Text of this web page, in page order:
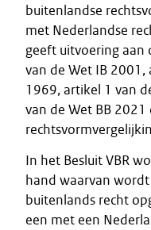
buitenlandse
met Nederlandse
geeft uitvoering aan
van de Wet IB 2001,
1969, artikel 1 van
van de Wet BB
In het Besluit VBR
hand waarvan
buitenlands recht
een met een